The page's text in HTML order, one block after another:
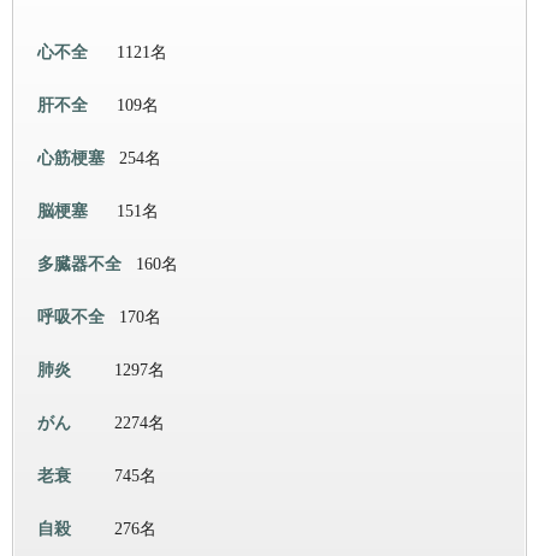
心不全 1121名
肝不全 109名
心筋梗塞 254名
脳梗塞 151名
多臓器不全 160名
呼吸不全 170名
肺炎 1297名
がん 2274名
老衰 745名
自殺 276名